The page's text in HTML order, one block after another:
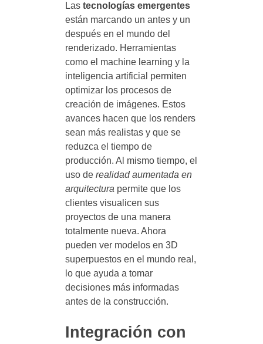
Las tecnologías emergentes
están marcando un antes y un
después en el mundo del
renderizado. Herramientas
como el machine learning y la
inteligencia artificial permiten
optimizar los procesos de
creación de imágenes. Estos
avances hacen que los renders
sean más realistas y que se
reduzca el tiempo de
producción. Al mismo tiempo, el
uso de realidad aumentada en
arquitecturapermite que los
clientes visualicen sus
proyectos de una manera
totalmente nueva. Ahora
pueden ver modelos en 3D
superpuestos en el mundo real,
lo que ayuda a tomar
decisiones más informadas
antes de la construcción.
Integración con